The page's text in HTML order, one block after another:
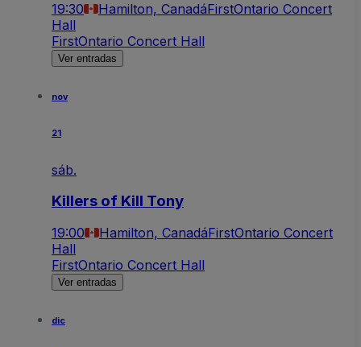
19:30 Hamilton, CanadáFirstOntario Concert
Hall
FirstOntario Concert Hall
Ver entradas
nov
21
sáb.
Killers of Kill Tony
19:00 Hamilton, CanadáFirstOntario Concert
Hall
FirstOntario Concert Hall
Ver entradas
dic